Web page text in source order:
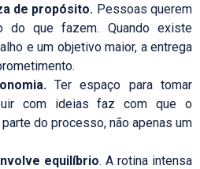
de propósito. Pessoas querem
do que fazem. Quando existe
e um objetivo maior, a entrega
Ter espaço para tomar
com ideias faz com que o
do processo, não apenas um
equilíbrio. A rotina intensa